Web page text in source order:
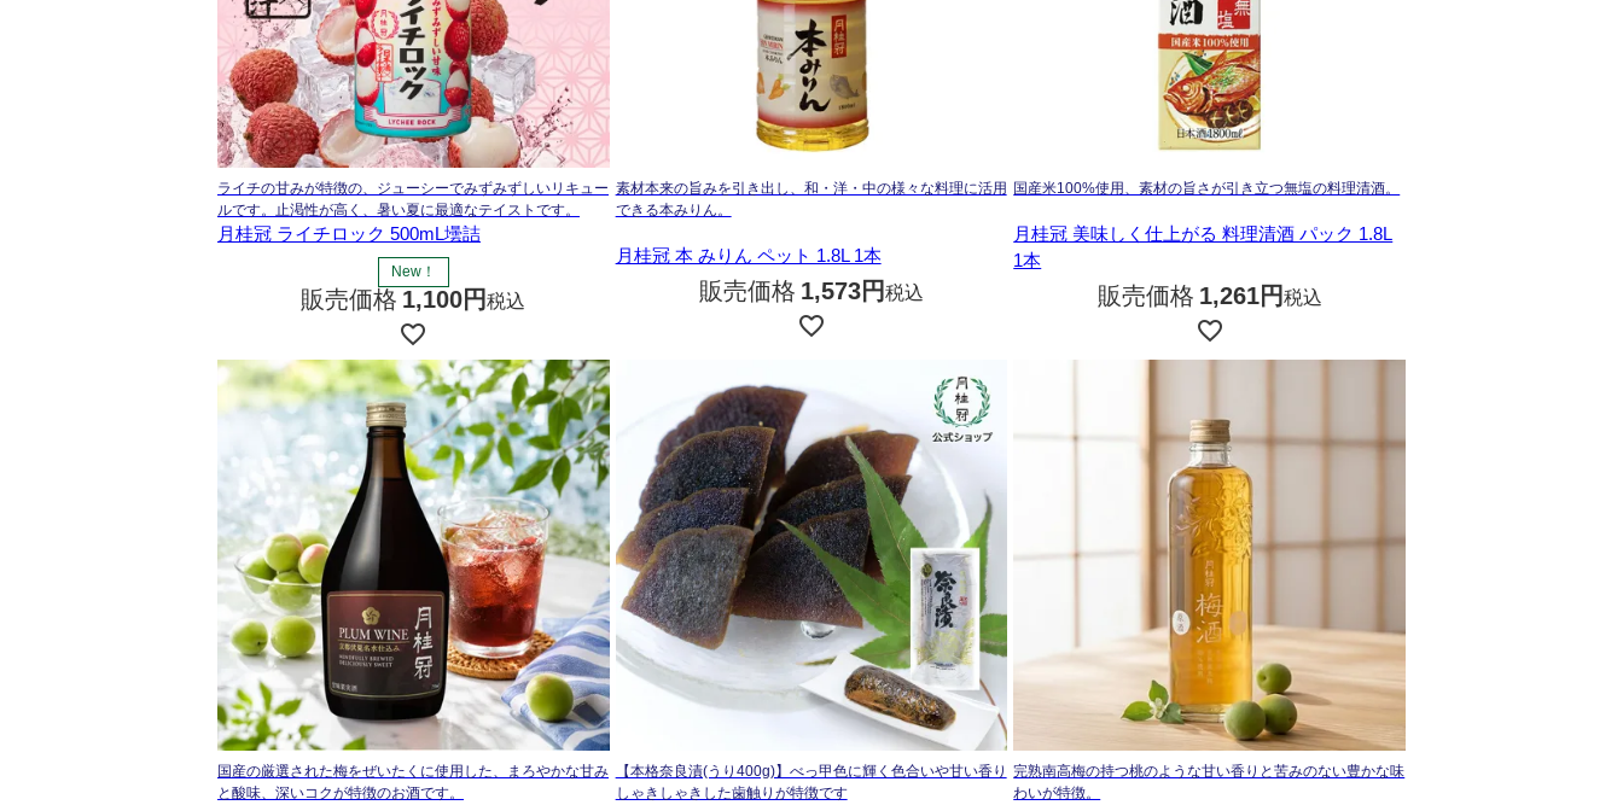
ライチの甘みが特徴の、ジューシーでみずみずしいリキュー
ルです。止渇性が高く、暑い夏に最適なテイストです。
月桂冠 ライチロック 500mL壜詰
New！
販売価格 1,100 税込
素材本来の旨みを引き出し、和・洋・中の様々な料理に活用
できる本みりん。
月桂冠 本 みりん ペット 1.8L 1本
販売価格 1,573 税込
国産米100%使用、素材の旨さが引き立つ無塩の料理清酒。
月桂冠 美味しく仕上がる 料理清酒 パック 1.8L
1本
販売価格 1,261 税込
国産の厳選された梅をぜいたくに使用した、まろやかな甘み
と酸味、深いコクが特徴のお酒です。
【本格奈良漬(うり400g)】べっ甲色に輝く色合いや甘い香り
しゃきしゃきした歯触りが特徴です
完熟南高梅の持つ桃のような甘い香りと苦みのない豊かな味
わいが特徴。